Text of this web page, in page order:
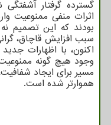
گسترده گرفتار آشفتگی
اثرات منفی ممنوعیت
بودند که این تصمیم نه
سبب افزایش قاچاق،
اکنون، با اظهارات
وجود هیچ گونه
مسیر برای ایجاد
هموارتر شده است.